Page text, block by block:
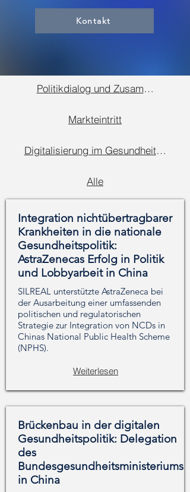
Kontakt
Politikdialog und Zusammenarbeit
Markteintritt
Digitalisierung im Gesundheitswesen
Alle
Integration nichtübertragbarer
Krankheiten in die nationale
Gesundheitspolitik:
AstraZenecas Erfolg in Politik
und Lobbyarbeit in China
SILREAL unterstützte AstraZeneca bei
der Ausarbeitung einer umfassenden
politischen und regulatorischen
Strategie zur Integration von NCDs in
Chinas National Public Health Scheme
(NPHS).
Weiterlesen
Brückenbau in der digitalen
Gesundheitspolitik: Delegation
des
Bundesgesundheitsministeriums
in China